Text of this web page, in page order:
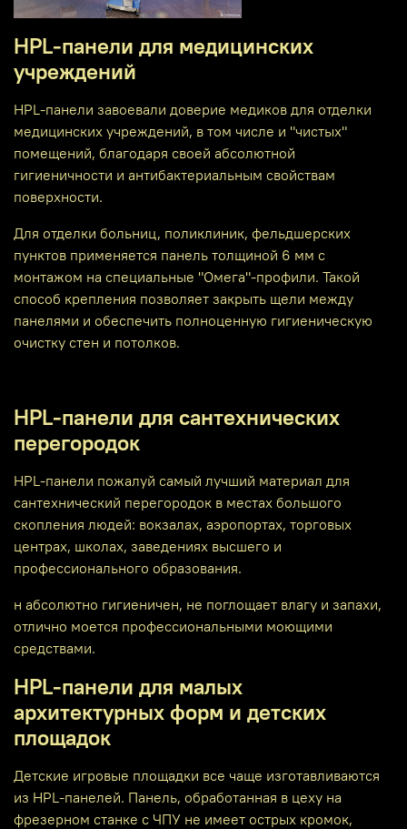
HPL-панели для медицинских
учреждений
HPL-панели завоевали доверие медиков для отделки
медицинских учреждений, в том числе и "чистых"
помещений, благодаря своей абсолютной
гигиеничности и антибактериальным свойствам
поверхности.
Для отделки больниц, поликлиник, фельдшерских
пунктов применяется панель толщиной 6 мм с
монтажом на специальные "Омега"-профили. Такой
способ крепления позволяет закрыть щели между
панелями и обеспечить полноценную гигиеническую
очистку стен и потолков.
HPL-панели для сантехнических
перегородок
HPL-панели пожалуй самый лучший материал для
сантехнический перегородок в местах большого
скопления людей: вокзалах, аэропортах, торговых
центрах, школах, заведениях высшего и
профессионального образования.
н абсолютно гигиеничен, не поглощает влагу и запахи,
отлично моется профессиональными моющими
средствами.
HPL-панели для малых
архитектурных форм и детских
площадок
Детские игровые площадки все чаще изготавливаются
из HPL-панелей. Панель, обработанная в цеху на
фрезерном станке с ЧПУ не имеет острых кромок,